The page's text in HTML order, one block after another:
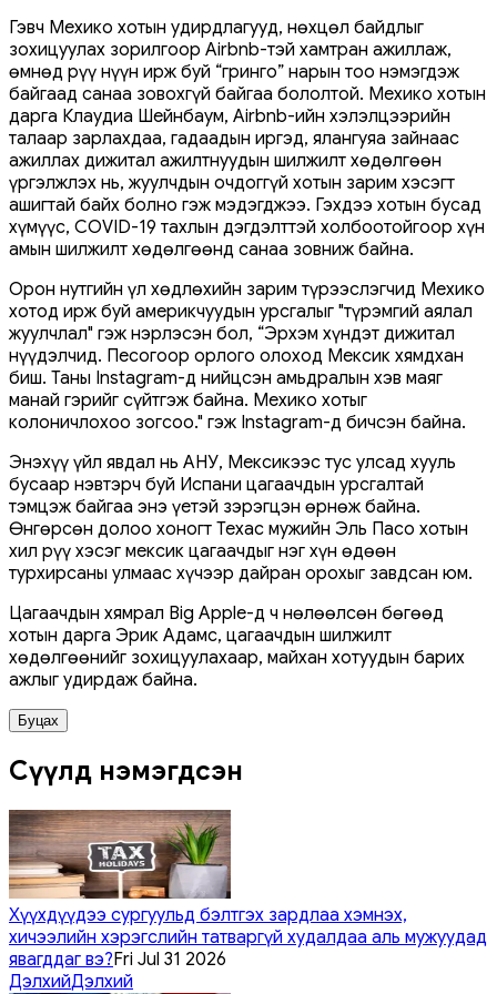
Гэвч Мехико хотын удирдлагууд, нөхцөл байдлыг
зохицуулах зорилгоор Airbnb-тэй хамтран ажиллаж,
өмнөд рүү нүүн ирж буй “гринго” нарын тоо нэмэгдэж
байгаад санаа зовохгүй байгаа бололтой. Мехико хотын
дарга Клаудиа Шейнбаум, Airbnb-ийн хэлэлцээрийн
талаар зарлахдаа, гадаадын иргэд, ялангуяа зайнаас
ажиллах дижитал ажилтнуудын шилжилт хөдөлгөөн
үргэлжлэх нь, жуулчдын очдоггүй хотын зарим хэсэгт
ашигтай байх болно гэж мэдэгджээ. Гэхдээ хотын бусад
хүмүүс, COVID-19 тахлын дэгдэлттэй холбоотойгоор хүн
амын шилжилт хөдөлгөөнд санаа зовниж байна.
Орон нутгийн үл хөдлөхийн зарим түрээслэгчид Мехико
хотод ирж буй америкчуудын урсгалыг "түрэмгий аялал
жуулчлал" гэж нэрлэсэн бол, “Эрхэм хүндэт дижитал
нүүдэлчид. Песогоор орлого олоход Мексик хямдхан
биш. Таны Instagram-д нийцсэн амьдралын хэв маяг
манай гэрийг сүйтгэж байна. Мехико хотыг
колоничлохоо зогсоо." гэж Instagram-д бичсэн байна.
Энэхүү үйл явдал нь АНУ, Мексикээс тус улсад хууль
бусаар нэвтэрч буй Испани цагаачдын урсгалтай
тэмцэж байгаа энэ үетэй зэрэгцэн өрнөж байна.
Өнгөрсөн долоо хоногт Техас мужийн Эль Пасо хотын
хил рүү хэсэг мексик цагаачдыг нэг хүн өдөөн
турхирсаны улмаас хүчээр дайран орохыг завдсан юм.
Цагаачдын хямрал Big Apple-д ч нөлөөлсөн бөгөөд
хотын дарга Эрик Адамс, цагаачдын шилжилт
хөдөлгөөнийг зохицуулахаар, майхан хотуудын барих
ажлыг удирдаж байна.
Буцах
Сүүлд нэмэгдсэн
Хүүхдүүдээ сургуульд бэлтгэх зардлаа хэмнэх,
хичээлийн хэрэгслийн татваргүй худалдаа аль мужуудад
явагддаг вэ?Fri Jul 31 2026
ДэлхийДэлхий